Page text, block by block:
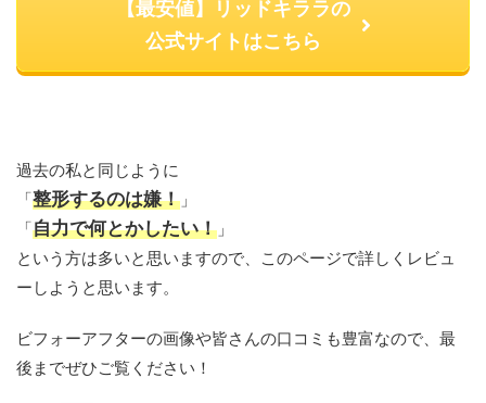
【最安値】リッドキララの
公式サイトはこちら
過去の私と同じように
「整形するのは嫌！ 」
「自力で何とかしたい！ 」
という方は多いと思いますので、このページで詳しくレビュ
ーしようと思います。
ビフォーアフターの画像や皆さんの口コミも豊富なので、最
後までぜひご覧ください！